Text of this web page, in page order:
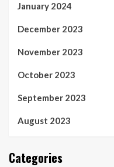
January 2024
December 2023
November 2023
October 2023
September 2023
August 2023
Categories